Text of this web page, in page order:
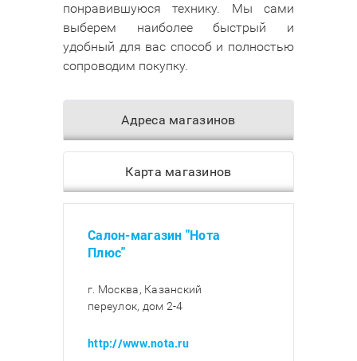
понравившуюся технику. Мы сами
выберем наиболее быстрый и
удобный для вас способ и полностью
сопроводим покупку.
Адреса магазинов
Карта магазинов
Салон-магазин "Нота
Плюс"
г. Москва, Казанский
переулок, дом 2-4
http://www.nota.ru